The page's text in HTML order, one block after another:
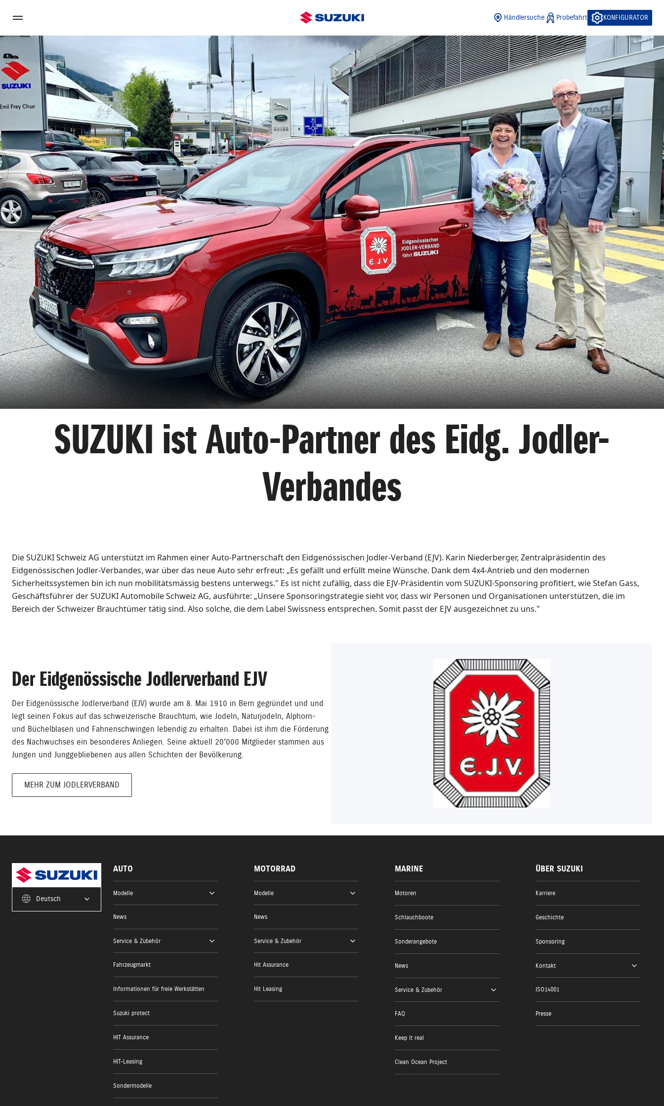
Händlersuche Probefahrt KONFIGURATOR
SUZUKI ist Auto-Partner des Eidg. Jodler-
Verbandes
Die SUZUKI Schweiz AG unterstützt im Rahmen einer Auto-Partnerschaft den Eidgenössischen Jodler-Verband (EJV). Karin Niederberger, Zentralpräsidentin des
Eidgenössischen Jodler-Verbandes, war über das neue Auto sehr erfreut: „Es gefällt und erfüllt meine Wünsche. Dank dem 4x4-Antrieb und den modernen
Sicherheitssystemen bin ich nun mobilitätsmässig bestens unterwegs." Es ist nicht zufällig, dass die EJV-Präsidentin vom SUZUKI-Sponsoring profitiert, wie Stefan Gass,
Geschäftsführer der SUZUKI Automobile Schweiz AG, ausführte: „Unsere Sponsoringstrategie sieht vor, dass wir Personen und Organisationen unterstützen, die im
Bereich der Schweizer Brauchtümer tätig sind. Also solche, die dem Label Swissness entsprechen. Somit passt der EJV ausgezeichnet zu uns."
Der Eidgenössische Jodlerverband EJV
Der Eidgenössische Jodlerverband (EJV) wurde am 8. Mai 1910 in Bern gegründet und und
legt seinen Fokus auf das schweizerische Brauchtum, wie Jodeln, Naturjodeln, Alphorn-
und Büchelblasen und Fahnenschwingen lebendig zu erhalten. Dabei ist ihm die Förderung
des Nachwuchses ein besonderes Anliegen. Seine aktuell 20'000 Mitglieder stammen aus
Jungen und Junggebliebenen aus allen Schichten der Bevölkerung.
MEHR ZUM JODLERVERBAND
Deutsch
AUTO
Modelle
News
Service & Zubehör
Fahrzeugmarkt
Informationen für freie Werkstätten
Suzuki protect
HIT Assurance
HIT-Leasing
Sondermodelle
MOTORRAD
Modelle
News
Service & Zubehör
Hit Assurance
Hit Leasing
MARINE
Motoren
Schlauchboote
Sonderangebote
News
Service & Zubehör
FAQ
Keep it real
Clean Ocean Project
ÜBER SUZUKI
Karriere
Geschichte
Sponsoring
Kontakt
ISO14001
Presse